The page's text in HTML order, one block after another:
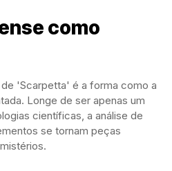
como
'Scarpetta' é a forma como a
Longe de ser apenas um
científicas, a análise de
se tornam peças